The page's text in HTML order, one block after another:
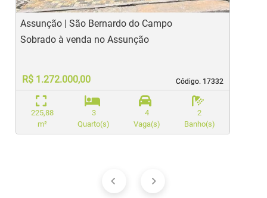
Assunção | São Bernardo do Campo
Código. 17332
Código. 17332
Sobrado à venda no Assunção
R$ 1.272.000,00
225,88
m²
3
Quarto(s)
4
Vaga(s)
2
Banho(s)